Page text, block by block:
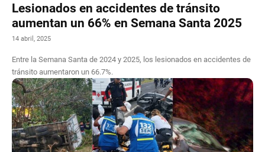
Lesionados en accidentes de tránsito
aumentan un 66% en Semana Santa 2025
14 abril, 2025
Entre la Semana Santa de 2024 y 2025, los lesionados en accidentes de
tránsito aumentaron un 66.7%.